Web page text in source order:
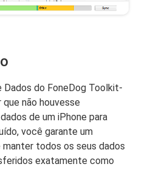
Dados do FoneDog Toolkit-
que não houvesse
de um iPhone para
você garante um
todos os seus dados
exatamente como